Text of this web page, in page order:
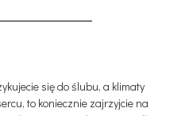
się do ślubu, a klimaty
to koniecznie zajrzyjcie na